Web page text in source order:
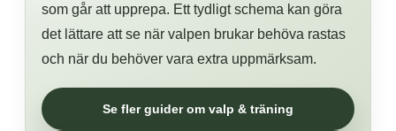
som går att upprepa. Ett tydligt schema kan göra
det lättare att se när valpen brukar behöva rastas
och när du behöver vara extra uppmärksam.
Se fler guider om valp & träning